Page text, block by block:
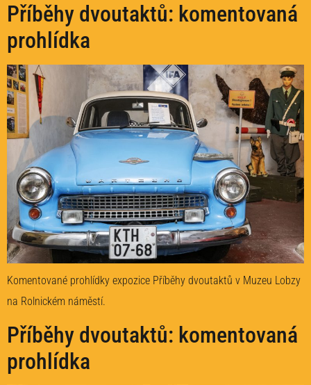
Příběhy dvoutaktů: komentovaná
prohlídka
Komentované prohlídky expozice Příběhy dvoutaktů v Muzeu Lobzy
na Rolnickém náměstí.
Příběhy dvoutaktů: komentovaná
prohlídka